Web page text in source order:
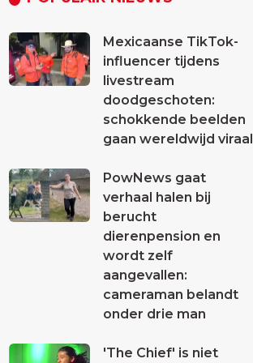
Mexicaanse TikTok-
influencer tijdens
livestream
doodgeschoten:
schokkende beelden
gaan wereldwijd viraal
PowNews gaat
verhaal halen bij
berucht
dierenpension en
wordt zelf
aangevallen:
cameraman belandt
onder drie man
'The Chief' is niet